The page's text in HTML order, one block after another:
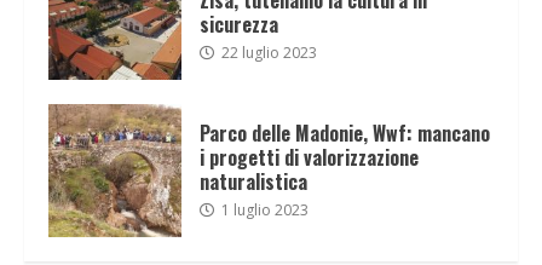
sicurezza
22 luglio 2023
Parco delle Madonie, Wwf: mancano
i progetti di valorizzazione
naturalistica
1 luglio 2023